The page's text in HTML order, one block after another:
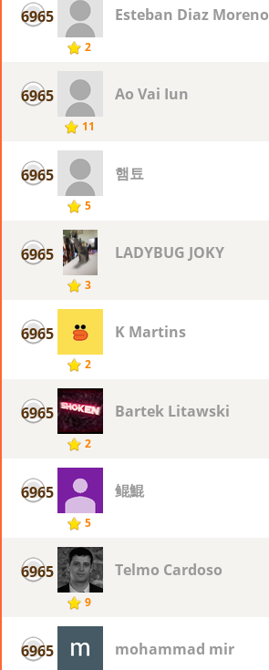
6965
2
Esteban Diaz Moreno
6965
11
Ao Vai Iun
6965
5
햄툐
6965
3
LADYBUG JOKY
6965
2
K Martins
6965
2
Bartek Litawski
6965
5
鲲鯤
6965
9
Telmo Cardoso
6965 mohammad mir